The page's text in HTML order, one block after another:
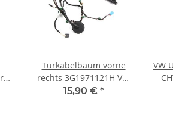
Türkabelbaum vorne
rechts 3G1971121H VW
Passat 3G B8
15,90 € *
VW